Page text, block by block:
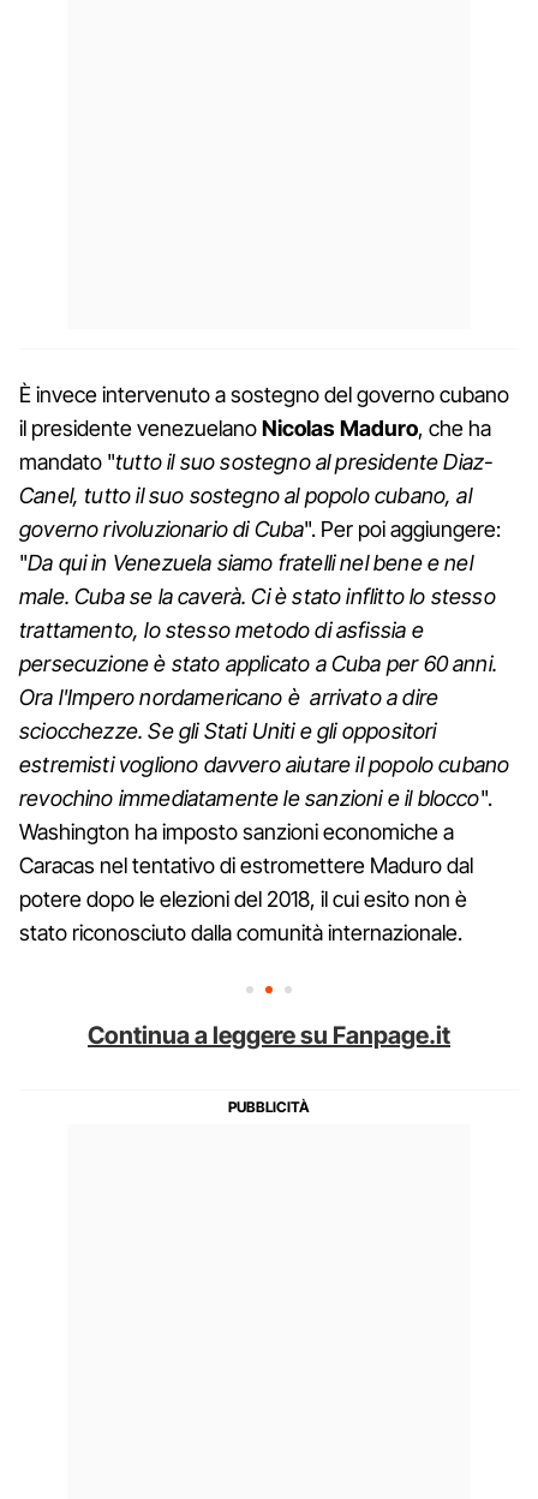
È invece intervenuto a sostegno del governo cubano
il presidente venezuelanoNicolas Maduro, che ha
mandato "tutto il suo sostegno al presidente Diaz-
Canel, tutto il suo sostegno al popolo cubano, al
governo rivoluzionario di Cuba". Per poi aggiungere:
"Da qui in Venezuela siamo fratelli nel bene e nel
male. Cuba se la caverà. Ci è stato inflitto lo stesso
trattamento, lo stesso metodo di asfissia e
persecuzione è stato applicato a Cuba per 60 anni.
Ora l'Impero nordamericano è arrivato a dire
sciocchezze. Se gli Stati Uniti e gli oppositori
estremisti vogliono davvero aiutare il popolo cubano
revochino immediatamente le sanzioni e il blocco".
Washington ha imposto sanzioni economiche a
Caracas nel tentativo di estromettere Maduro dal
potere dopo le elezioni del 2018, il cui esito non è
stato riconosciuto dalla comunità internazionale.
Continua a leggere su Fanpage.it